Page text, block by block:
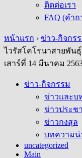
ติดต่อเรา
FAQ (คำ
หน้าแรก › ข่าว-กิจกร
ไวรัสโคโรนาสายพันธุ์
เสาร์ที่ 14 มีนาคม
ข่าว-กิจกรรม
ข่าวและ
ข่าวประช
ข่าวกงสุล
บทความน่
uncategorized
Main